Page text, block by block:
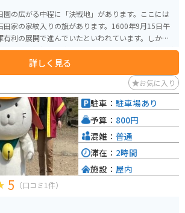
の広がる中程に「決戦地」があります。ここには
田家の家紋入りの旗があります。1600年9月15日午
有利の展開で進んでいたといわれています。しか
よって状況は一変します。これによって、一気に東
敗北します。 そしてこの決戦地は、東
て、最大級の激戦が繰り広げられた場所といわれ
繰り広げられていたのかと思うと、現在はのどか
が変わってきます。
詳しく見る
お気に入り
5 （口コミ1件）
駐車： 駐車場あり
予算： 800円
混雑： 普通
滞在： 2時間
施設： 屋内